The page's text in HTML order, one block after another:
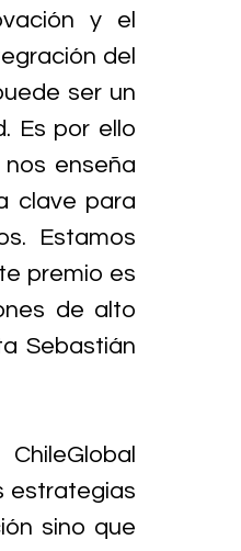
y el
del
ser un
Es por ello
enseña
clave para
Estamos
premio es
de alto
Sebastián
estrategias
sino que